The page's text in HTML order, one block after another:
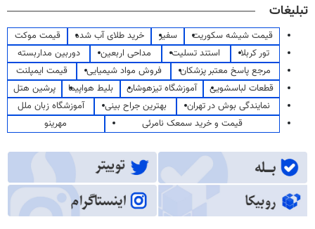
تبلیغات
قیمت شیشه سکوریت سفیر خرید طلای آب شده
قیمت موکت
تور کربلا
استند تسلیت مداحی اربعین
دوربین مداربسته
مرجع پاسخ معتبر پزشکان
فروش مواد شیمیایی
قیمت ایمپلنت
قطعات لباسشویی
آموزشگاه تیزهوشان بلیط هواپیما
پرشین هتل
نمایندگی بوش در تهران
بهترین جراح بینی
آموزشگاه زبان ملل
قیمت و خرید سمعک نامرئی
مهرینو